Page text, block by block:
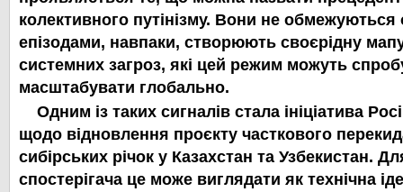
колективного путінізму. Вони не
епізодами, навпаки, створюють своєрідну
системних загроз, які цей режим можуть
масштабувати глобально.
Одним із таких сигналів стала ініціатива
щодо відновлення проєкту часткового
сибірських річок у Казахстан та Узбекистан.
спостерігача це може виглядати як технічна